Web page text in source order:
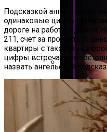
Mazda CX-
Подсказкой ангела могут
одинаковые цифры на
дороге на работу и домой.
211, счет за продукты с
квартиры с такой же
цифры встречаются
назвать ангельской